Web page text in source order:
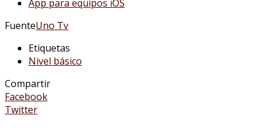
App para equipos iOS
FuenteUno Tv
Etiquetas
Nivel básico
Compartir
Facebook
Twitter